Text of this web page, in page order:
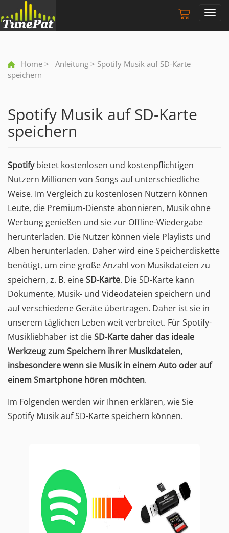
Home > Anleitung > Spotify Musik auf SD-Karte
speichern
Spotify Musik auf SD-Karte
speichern
Spotifybietet kostenlosen und kostenpflichtigen
Nutzern Millionen von Songs auf unterschiedliche
Weise. Im Vergleich zu kostenlosen Nutzern können
Leute, die Premium-Dienste abonnieren, Musik ohne
Werbung genießen und sie zur Offline-Wiedergabe
herunterladen. Die Nutzer können viele Playlists und
Alben herunterladen. Daher wird eine Speicherdiskette
benötigt, um eine große Anzahl von Musikdateien zu
speichern, z. B. eineSD-Karte. Die SD-Karte kann
Dokumente, Musik- und Videodateien speichern und
auf verschiedene Geräte übertragen. Daher ist sie in
unserem täglichen Leben weit verbreitet. Für Spotify-
Musikliebhaber ist dieSD-Karte daher das ideale
Werkzeug zum Speichern ihrer Musikdateien,
insbesondere wenn sie Musik in einem Auto oder auf
einem Smartphone hören möchten.
Im Folgenden werden wir Ihnen erklären, wie Sie
Spotify Musik auf SD-Karte speichern können.